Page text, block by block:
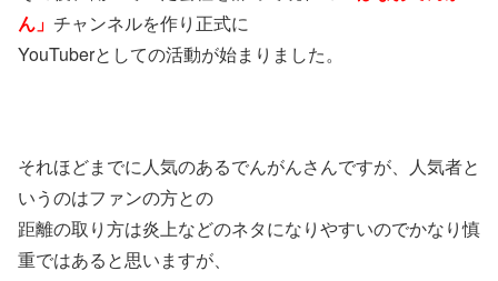
ん」 チャンネルを作り正式に
YouTuberとしての活動が始まりました。
それほどまでに人気のあるでんがんさんですが、人気者と
いうのはファンの方との
距離の取り方は炎上などのネタになりやすいのでかなり慎
重ではあると思いますが、